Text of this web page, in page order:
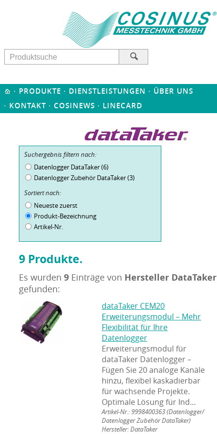
· PRODUKTE · DIENSTLEISTUNGEN · ÜBER UNS
· KONTAKT · COSINEWS · LINECARD
Suchergebnis filtern nach:
Datenlogger DataTaker (6)
Datenlogger Zubehör DataTaker (3)
Sortiert nach:
Neueste zuerst
Produkt-Bezeichnung
Artikel-Nr.
9 Produkte.
Es wurden 9Einträge von Hersteller DataTaker
gefunden:
dataTaker CEM20
Erweiterungsmodul – Mehr
Flexibilität für Ihre
Datenlogger
Erweiterungsmodul für
dataTaker Datenlogger –
Fügen Sie 20 analoge Kanäle
hinzu, flexibel kaskadierbar
für wachsende Projekte.
Optimale Lösung für Ind...
Artikel-Nr.: 9998400363(Datenlogger/
Datenlogger Zubehör DataTaker)
Hersteller: DataTaker